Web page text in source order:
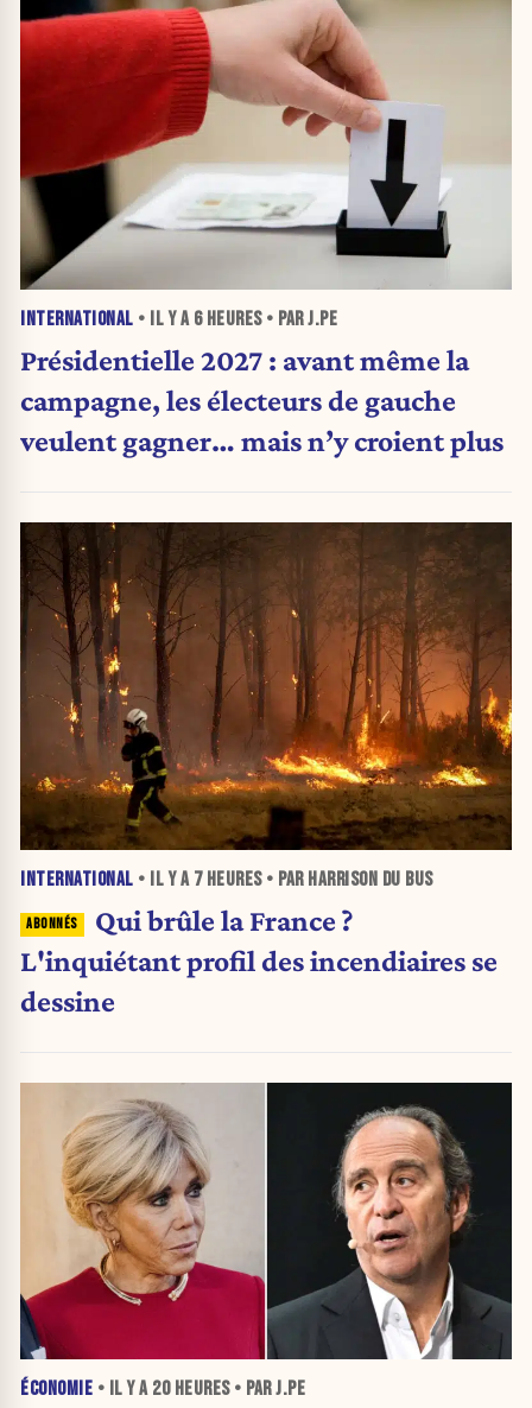
INTERNATIONAL • IL Y A 6 HEURES• PAR J.PE
Présidentielle 2027 : avant même la
campagne, les électeurs de gauche
veulent gagner… mais n’y croient plus
INTERNATIONAL • IL Y A 7 HEURES• PAR HARRISON DU BUS
Qui brûle la France ?
L'inquiétant profil des incendiaires se
dessine
ÉCONOMIE • IL Y A 20 HEURES• PAR J.PE